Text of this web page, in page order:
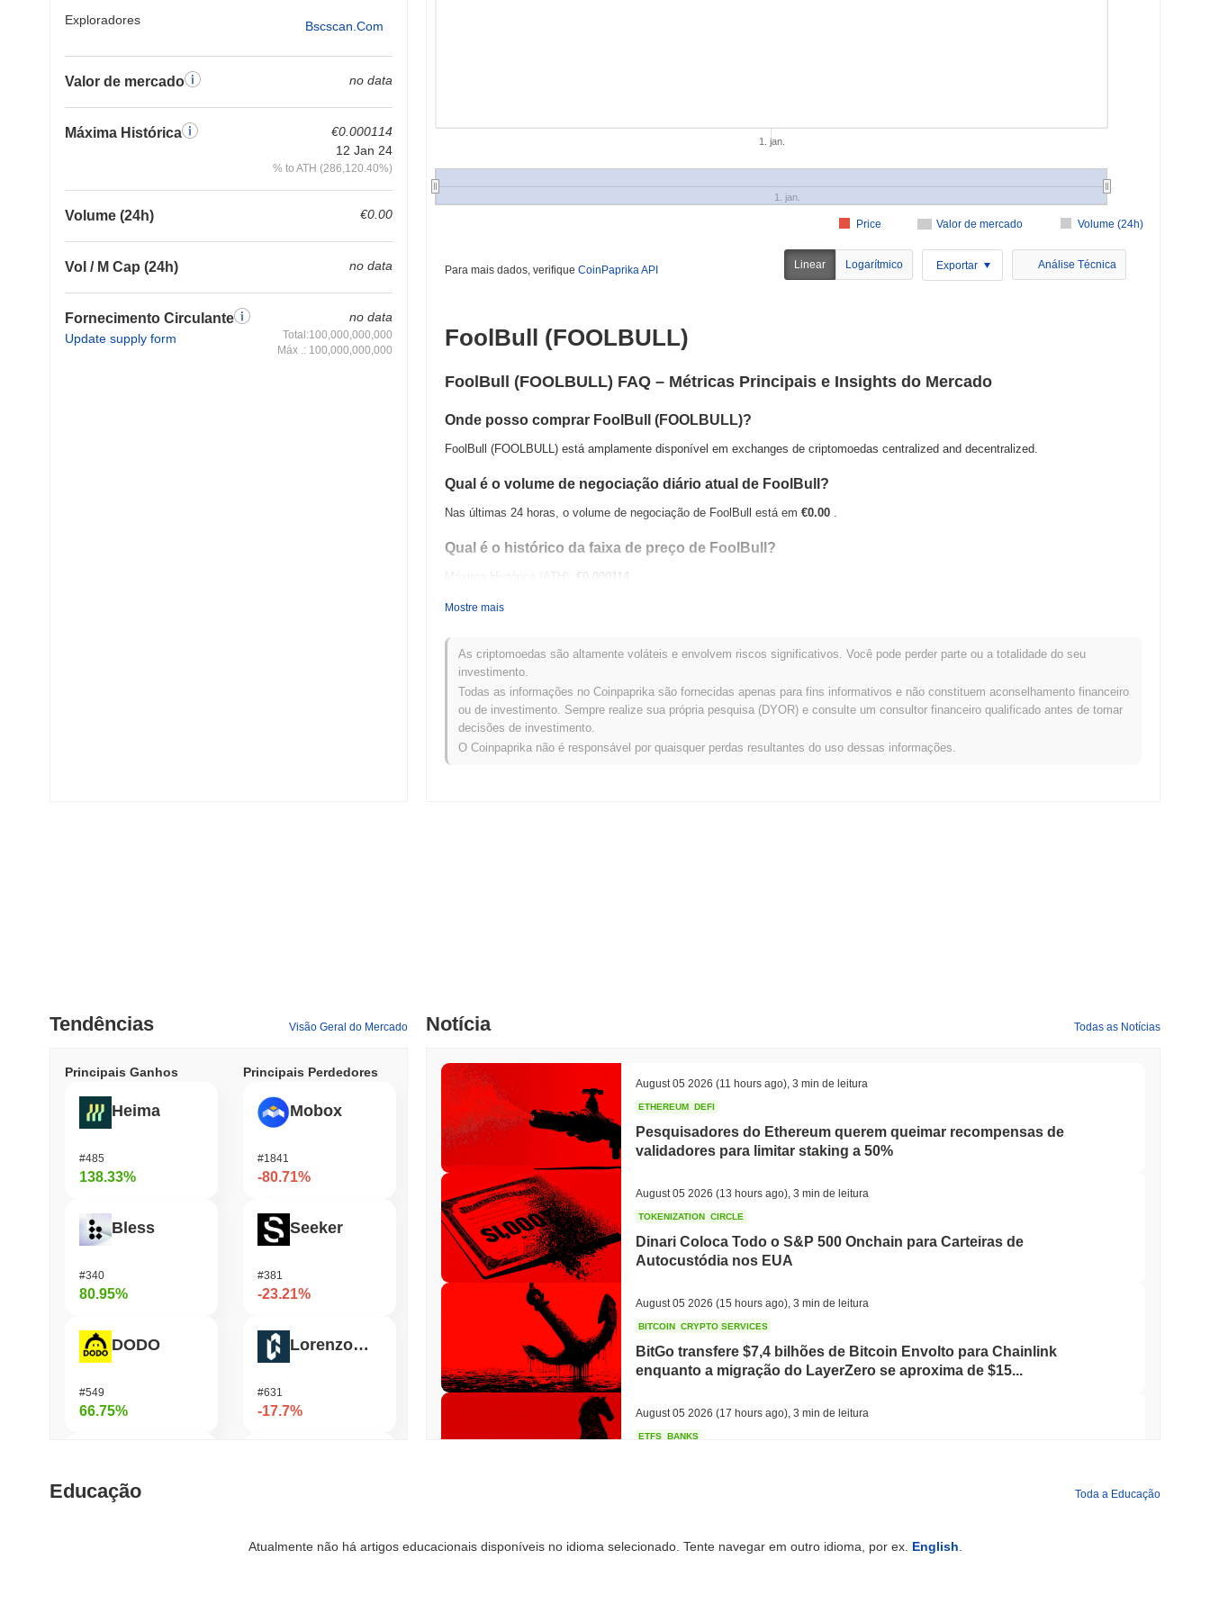
Exploradores Bscscan.com
Valor de mercado no data
Máxima Histórica
€0.000114
12 Jan 24
% to ATH (286,120.40%)
Volume (24h) €0.00
Vol / M Cap (24h) no data
Fornecimento Circulante
Update supply form
no data
Total:100,000,000,000
Máx .: 100,000,000,000
Valor de mercado Volume (24h)
Price
1. jan.
1. jan.
Para mais dados, verifique CoinPaprika API Linear Logarítmico Exportar Análise Técnica
FoolBull (FOOLBULL)
FoolBull (FOOLBULL) FAQ – Métricas Principais e Insights do Mercado
Onde posso comprar FoolBull (FOOLBULL)?
FoolBull (FOOLBULL) está amplamente disponível em exchanges de criptomoedas centralized and decentralized.
Qual é o volume de negociação diário atual de FoolBull?
Nas últimas 24 horas, o volume de negociação de FoolBull está em €0.00 .
Qual é o histórico da faixa de preço de FoolBull?
Máxima Histórica (ATH):
€0.000114
Como FoolBull está se desempenhando em comparação com o mercado cripto mais amplo?
Nos últimos 7 dias, FoolBull ganhou0.00%, ficando abaixo do mercado cripto geral que registrou um ganho de0.72%. Isso indica um
atraso temporário na ação de preço de FOOLBULL em relação ao momentum do mercado mais amplo.
Mostre mais
As criptomoedas são altamente voláteis e envolvem riscos significativos. Você pode perder parte ou a totalidade do seu
investimento.
Todas as informações no Coinpaprika são fornecidas apenas para fins informativos e não constituem aconselhamento financeiro
ou de investimento. Sempre realize sua própria pesquisa (DYOR) e consulte um consultor financeiro qualificado antes de tomar
decisões de investimento.
O Coinpaprika não é responsável por quaisquer perdas resultantes do uso dessas informações.
Tendências Visão Geral do Mercado
Principais Ganhos
Heima
#485
138.33%
Bless
#340
80.95%
DODO
#549
66.75%
Principais Perdedores
Mobox
#1841
-80.71%
Seeker
#381
-23.21%
Lorenzo Protocol
#631
-17.7%
Notícia Todas as Notícias
August 05 2026 (11 hours ago) 3 min de leitura
ETHEREUM DEFI
Pesquisadores do Ethereum querem queimar recompensas de
validadores para limitar staking a 50%
August 05 2026 (13 hours ago) 3 min de leitura
TOKENIZATION CIRCLE
Dinari Coloca Todo o S&P 500 Onchain para Carteiras de
Autocustódia nos EUA
August 05 2026 (15 hours ago) 3 min de leitura
BITCOIN CRYPTO SERVICES
BitGo transfere $7,4 bilhões de Bitcoin Envolto para Chainlink
enquanto a migração do LayerZero se aproxima de $15...
August 05 2026 (17 hours ago) 3 min de leitura
ETFS BANKS
ECONOMIC DATA WEB3
Educação Toda a Educação
Atualmente não há artigos educacionais disponíveis no idioma selecionado. Tente navegar em outro idioma, por ex. English